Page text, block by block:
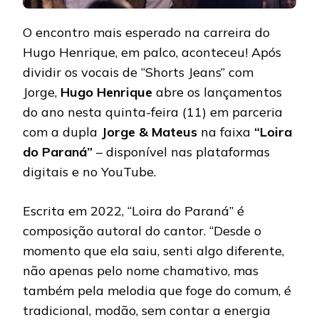
O encontro mais esperado na carreira do
Hugo Henrique, em palco, aconteceu! Após
dividir os vocais de “Shorts Jeans” com
Jorge, Hugo Henrique abre os lançamentos
do ano nesta quinta-feira (11) em parceria
com a dupla Jorge & Mateus na faixa “Loira
do Paraná” – disponível nas plataformas
digitais e no YouTube.
Escrita em 2022, “Loira do Paraná” é
composição autoral do cantor. “Desde o
momento que ela saiu, senti algo diferente,
não apenas pelo nome chamativo, mas
também pela melodia que foge do comum, é
tradicional, modão, sem contar a energia